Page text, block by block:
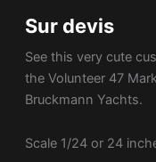
Sur devis
See this very cute
the Volunteer 47
Bruckmann Yachts.
Scale 1/24 or 24